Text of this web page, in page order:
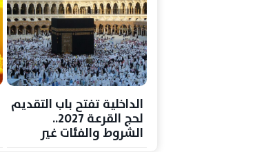
الداخلية تفتح باب التقديم
لحج القرعة 2027..
الشروط والفئات غير